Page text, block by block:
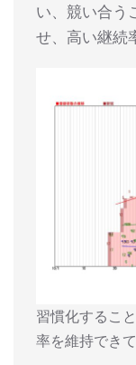
い、競い合う
せ、高い継続
習慣化するこ
率を維持でき